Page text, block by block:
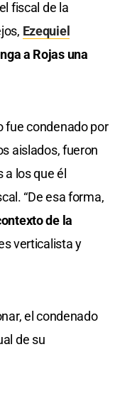
fiscal de la
Ezequiel
a Rojas una
fue condenado por
aislados, fueron
los que él
“De esa forma,
de la
verticalista y
el condenado
de su